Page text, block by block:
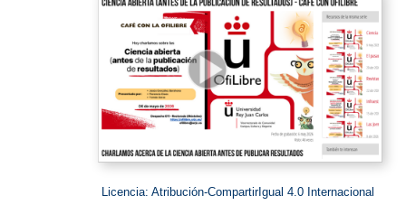
Licencia: Atribución-CompartirIgual 4.0 Internacional